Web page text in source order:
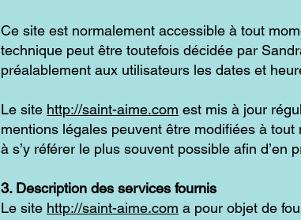
Ce site est normalement accessible à tout
technique peut être toutefois décidée par
préalablement aux utilisateurs les dates et
Le site http://saint-aime.com est mis à jour
mentions légales peuvent être modifiées à tout
à s’y référer le plus souvent possible afin d’en
3. Description des services fournis
Le site http://saint-aime.com a pour objet de